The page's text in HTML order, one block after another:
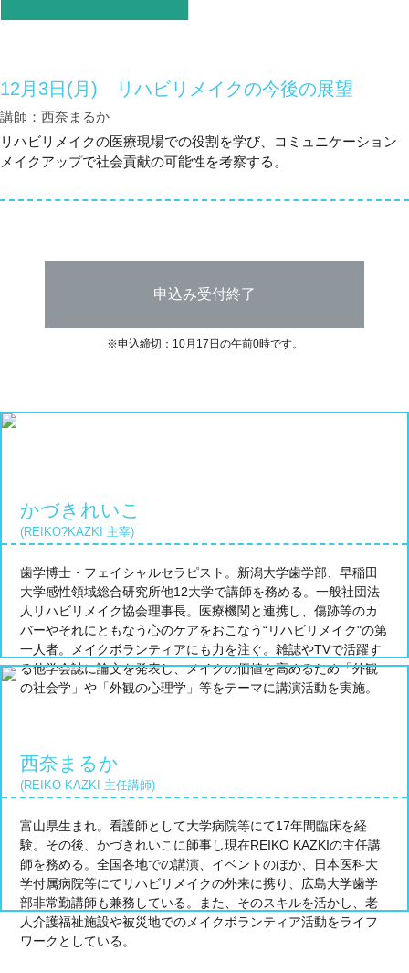
12月3日(月) リハビリメイクの今後の展望
講師：西奈まるか
リハビリメイクの医療現場での役割を学び、コミュニケーション
メイクアップで社会貢献の可能性を考察する。
申込み受付終了
※申込締切：10月17日の午前0時です。
かづきれいこ
(REIKO?KAZKI 主宰)
歯学博士・フェイシャルセラピスト。新潟大学歯学部、早稲田
大学感性領域総合研究所他12大学で講師を務める。一般社団法
人リハビリメイク協会理事長。医療機関と連携し、傷跡等のカ
バーやそれにともなう心のケアをおこなう“リハビリメイク"の第
一人者。メイクボランティアにも力を注ぐ。雑誌やTVで活躍す
る他学会誌に論文を発表し、メイクの価値を高めるため「外観
の社会学」や「外観の心理学」等をテーマに講演活動を実施。
西奈まるか
(REIKO KAZKI 主任講師)
富山県生まれ。看護師として大学病院等にて17年間臨床を経
験。その後、かづきれいこに師事し現在REIKO KAZKIの主任講
師を務める。全国各地での講演、イベントのほか、日本医科大
学付属病院等にてリハビリメイクの外来に携り、広島大学歯学
部非常勤講師も兼務している。また、そのスキルを活かし、老
人介護福祉施設や被災地でのメイクボランティア活動をライフ
ワークとしている。